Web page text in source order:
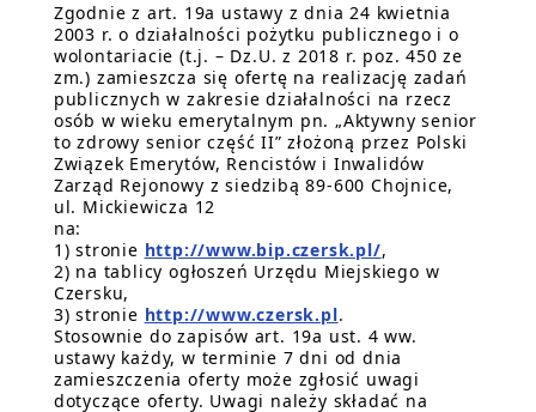
Zgodnie z art. 19a ustawy z dnia 24 kwietnia
2003 r. o działalności pożytku publicznego i o
wolontariacie (t.j. – Dz.U. z 2018 r. poz. 450 ze
zm.) zamieszcza się ofertę na realizację zadań
publicznych w zakresie działalności na rzecz
osób w wieku emerytalnym pn. „Aktywny senior
to zdrowy senior część II” złożoną przez Polski
Związek Emerytów, Rencistów i Inwalidów
Zarząd Rejonowy z siedzibą 89-600 Chojnice,
ul. Mickiewicza 12
na:
1) stronie http://www.bip.czersk.pl/,
2) na tablicy ogłoszeń Urzędu Miejskiego w
Czersku,
3) stronie http://www.czersk.pl.
Stosownie do zapisów art. 19a ust. 4 ww.
ustawy każdy, w terminie 7 dni od dnia
zamieszczenia oferty może zgłosić uwagi
dotyczące oferty. Uwagi należy składać na